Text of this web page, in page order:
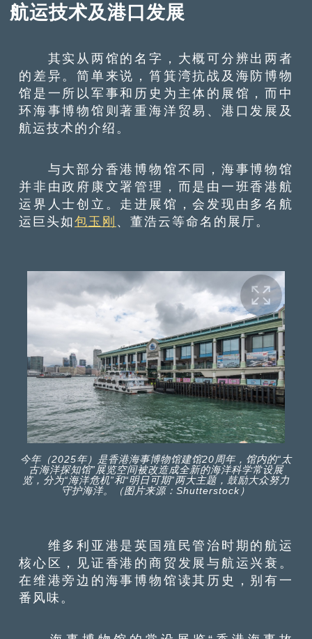
航运技术及港口发展
其实从两馆的名字，大概可分辨出两者
的差异。简单来说，筲箕湾抗战及海防博物
馆是一所以军事和历史为主体的展馆，而中
环海事博物馆则著重海洋贸易、港口发展及
航运技术的介绍。
与大部分香港博物馆不同，海事博物馆
并非由政府康文署管理，而是由一班香港航
运界人士创立。走进展馆，会发现由多名航
运巨头如包玉刚 、董浩云等命名的展厅。
今年（2025年）是香港海事博物馆建馆20周年，馆内的“太
古海洋探知馆”展览空间被改造成全新的海洋科学常设展
览，分为“海洋危机”和“明日可期”两大主题，鼓励大众努力
守护海洋。（图片来源：Shutterstock）
维多利亚港是英国殖民管治时期的航运
核心区，见证香港的商贸发展与航运兴衰。
在维港旁边的海事博物馆读其历史，别有一
番风味。